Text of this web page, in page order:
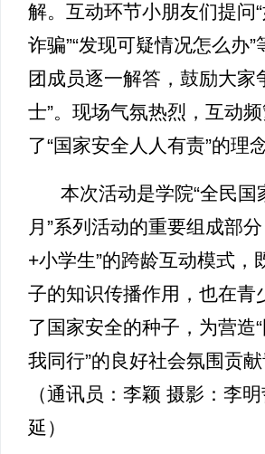
解。互动环节小朋友们提问
诈骗”“发现可疑情况怎么办
团成员逐一解答，鼓励大家
士”。现场气氛热烈，互动
了“国家安全人人有责”的理念
本次活动是学院“全民国
月”系列活动的重要组成部
+小学生”的跨龄互动模式，
子的知识传播作用，也在青
了国家安全的种子，为营造
我同行”的良好社会氛围贡献
（通讯员：李颖 摄影：李
延）